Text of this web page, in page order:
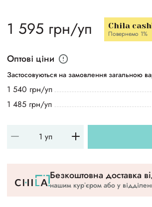
1 595 грн/уп Chila
Повернемо 1%
Оптові ціни
Застосовуються на замовлення загальною
1 540 грн/уп
1 485 грн/уп
Безкоштовна доставка
нашим курʼєром або у